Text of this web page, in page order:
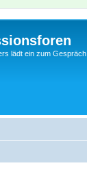
lädt ein zum Gespräch